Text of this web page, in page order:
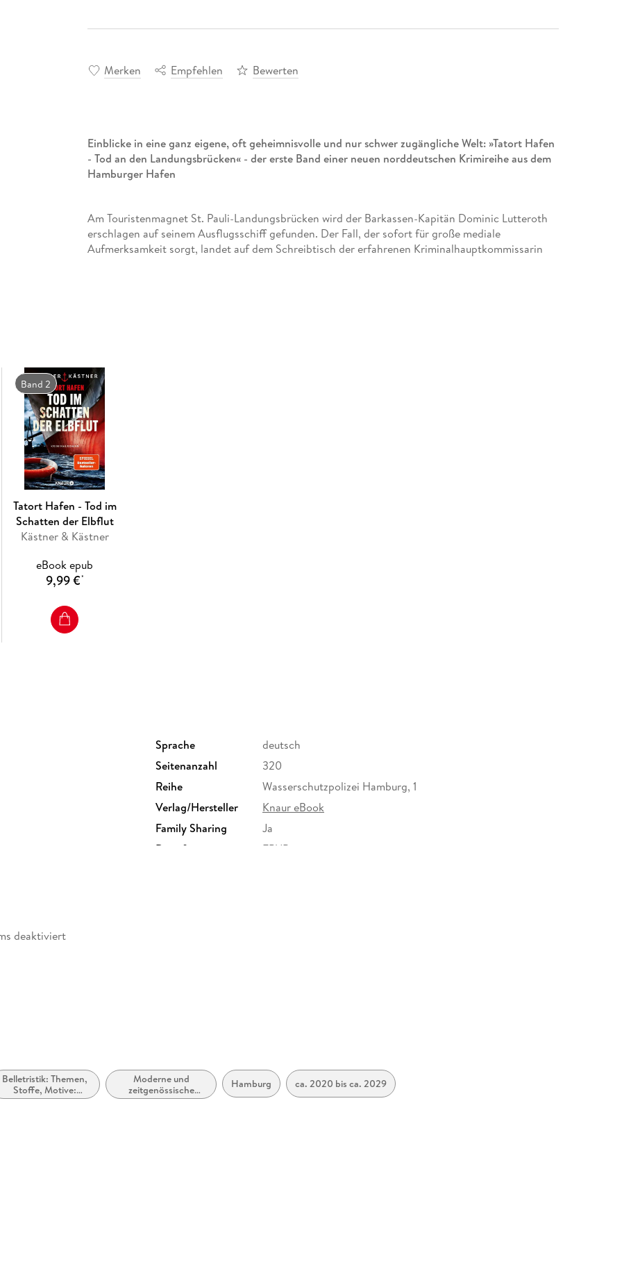
Merken Empfehlen Bewerten
Einblicke in eine ganz eigene, oft geheimnisvolle und nur schwer zugängliche Welt: »Tatort Hafen
- Tod an den Landungsbrücken« - der erste Band einer neuen norddeutschen Krimireihe aus dem
Hamburger Hafen
Am Touristenmagnet St. Pauli-Landungsbrücken wird der Barkassen-Kapitän Dominic Lutteroth
erschlagen auf seinem Ausflugsschiff gefunden. Der Fall, der sofort für große mediale
Aufmerksamkeit sorgt, landet auf dem Schreibtisch der erfahrenen Kriminalhauptkommissarin
althergebrachten Traditionen. Doch als Jonna und Tom eben glauben, einer Art Barkassen-Krieg
auf die Spur gekommen zu sein, der den Kapitän das Leben kostete, verschwindet Lutteroths
Ehefrau . . .
Ein hochspannender Mix aus Regio-Feeling mit True-Crime-Elementen
Der atmosphärische Regionalkrimi bietet exklusive Einblicke in die faszinierende Welt des
Hamburger Hafens und der Wasserschutzpolizei. Denn Angélique und Andreas Kästner wissen
genau, wovon sie schreiben: Autorin Angélique Kästner ist Spezialistin für Krisenintervention,
Wasserschutzpolizei.
Tatort Hafen - Tod an den Landungsbrücken
Tatort Hafen - Die letzte Fähre nach Dockland
Band 2
Tatort Hafen - Tod im
Schatten der Elbflut
Kästner & Kästner
eBook epub
9,99 €*
Sprache
deutsch
Seitenanzahl
320
Reihe
Wasserschutzpolizei Hamburg, 1
Verlag/Hersteller
Knaur eBook
Family Sharing
Ja
Dateiformat
EPUB
deaktiviert
Belletristik: Themen,
Stoffe, Motive:
Regionalroman
Moderne und
zeitgenössische
Belletristik: allgemein
Hamburg ca. 2020 bis ca. 2029